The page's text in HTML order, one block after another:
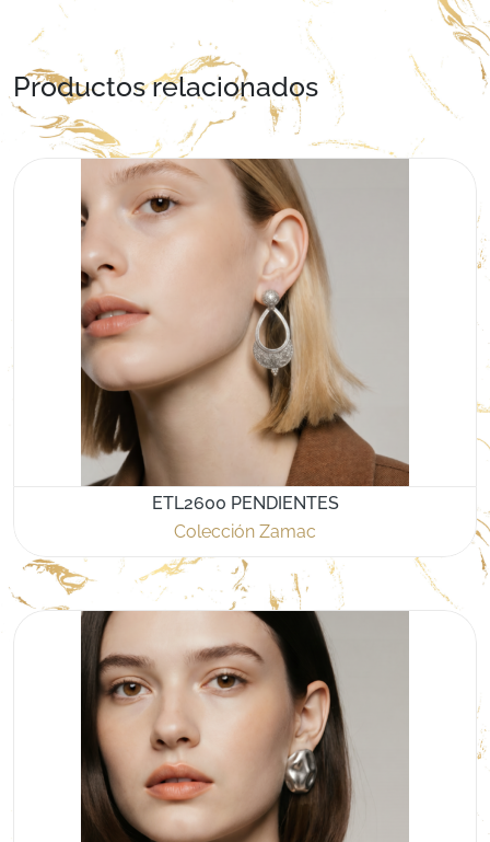
Productos relacionados
ETL2600 PENDIENTES
Colección Zamac